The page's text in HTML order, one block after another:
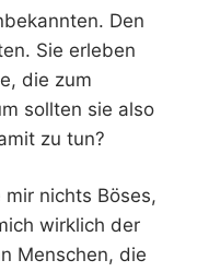
Den
Sie erleben
die zum
sollten sie also
zu tun?
nichts Böses,
wirklich der
Menschen, die